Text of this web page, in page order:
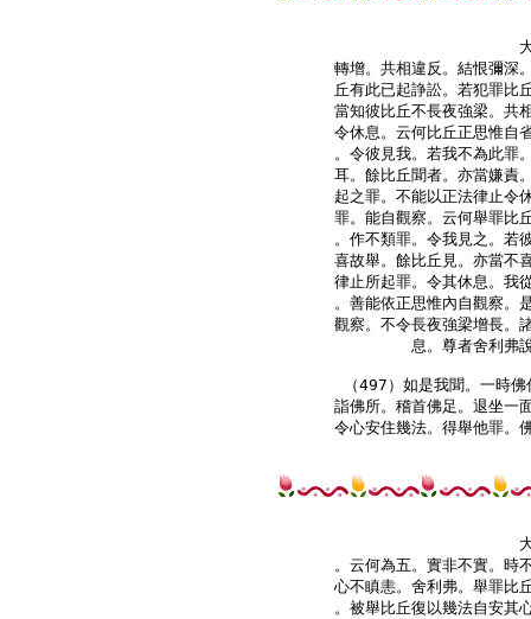
轉增。共相違反。結恨彌深
丘有此已起諍訟。若犯罪比
當知彼比丘不長夜強梁。共
令休息。云何比丘正思惟自
。令彼見我。若我不為此罪
耳。餘比丘聞者。亦當嫌責
起之罪。不能以正法律止令
罪。能自觀察。云何舉罪比
。作不類罪。令我見之。若
喜故舉。餘比丘見。亦當不
律止所起罪。令其休息。我
。善能依正思惟內自觀察。
觀察。不令長夜強梁增長。
息。尊者舍利弗
（497）如是我聞。一時
詣佛所。稽首佛足。退坐一
。云何為五。實非不實。時
心不瞋恚。舍利弗。舉罪比
。被舉比丘復以幾法自安其